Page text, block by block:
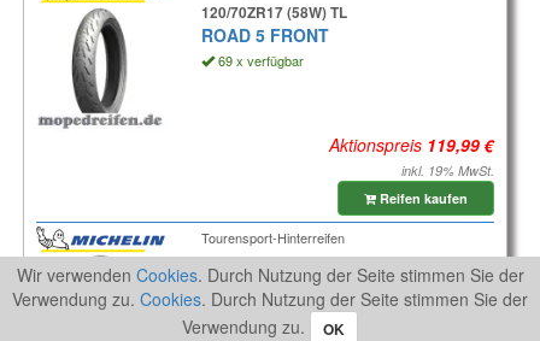
120/70ZR17 (58W) TL
ROAD 5 FRONT
69 x verfügbar
Aktionspreis
inkl. 19% MwSt.
Reifen kaufen
Tourensport-Hinterreifen
180/55ZR17 (73W) TL
ROAD 5
72 x verfügbar
Wir verwenden Cookies. Durch Nutzung der Seite stimmen Sie der
Verwendung zu. Cookies. Durch Nutzung der Seite stimmen Sie der
Verwendung zu.
OK